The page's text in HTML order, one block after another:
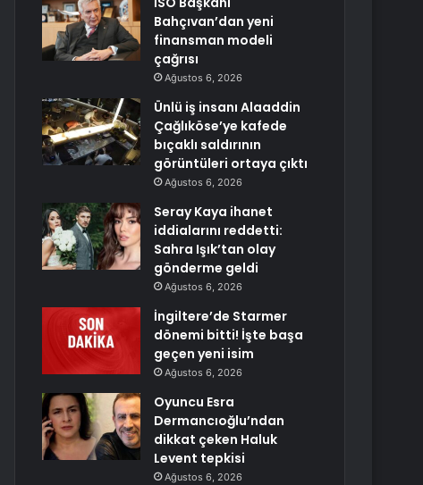
Bahçıvan’dan yeni
finansman modeli
çağrısı
Ağustos 6, 2026
Ünlü iş insanı Alaaddin
Çağlıköse’ye kafede
bıçaklı saldırının
görüntüleri ortaya çıktı
Ağustos 6, 2026
Seray Kaya ihanet
iddialarını reddetti:
Sahra Işık’tan olay
gönderme geldi
Ağustos 6, 2026
İngiltere’de Starmer
dönemi bitti! İşte başa
geçen yeni isim
Ağustos 6, 2026
Oyuncu Esra
Dermancıoğlu’ndan
dikkat çeken Haluk
Levent tepkisi
Ağustos 6, 2026